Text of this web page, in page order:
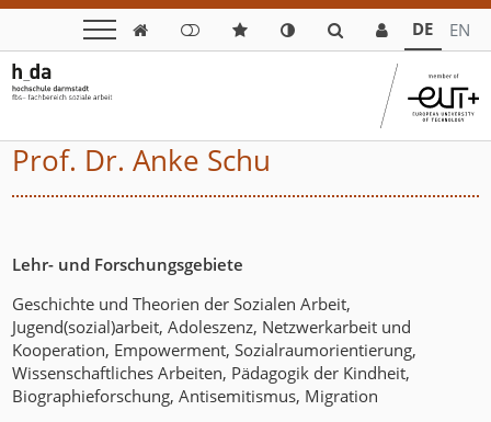
 DE EN
Prof. Dr. Anke Schu
Lehr- und Forschungsgebiete
Geschichte und Theorien der Sozialen Arbeit,
Jugend(sozial)arbeit, Adoleszenz, Netzwerkarbeit und
Kooperation, Empowerment, Sozialraumorientierung,
Wissenschaftliches Arbeiten, Pädagogik der Kindheit,
Biographieforschung, Antisemitismus, Migration